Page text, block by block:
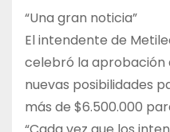
“Una gran noticia”
El intendente de
celebró la aprobación
nuevas posibilidades
más de $6.500.000